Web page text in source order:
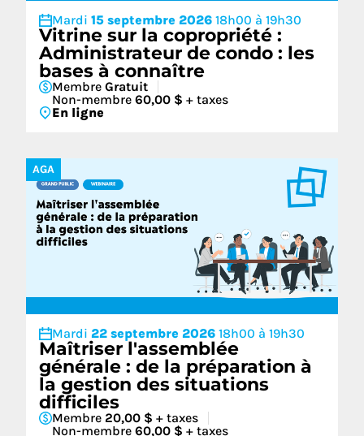
Mardi 15 septembre 2026 18h00 à 19h30
Vitrine sur la copropriété :
Administrateur de condo : les
bases à connaître
Membre Gratuit
Non-membre 60,00 $ + taxes
En ligne
AGA
Mardi 22 septembre 2026 18h00 à 19h30
Maîtriser l'assemblée
générale : de la préparation à
la gestion des situations
difficiles
Membre 20,00 $ + taxes
Non-membre 60,00 $ + taxes